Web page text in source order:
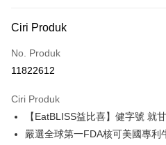
Kad Kredit (Bayaran Penuh)
Pengambilan di Kedai Serbaneka
Apple Pay
JKOPAY
Ciri Produk
No. Produk
11822612
Ciri Produk
【EatBLISS益比喜】健字號 就
嚴選全球第一FDA核可美國專利